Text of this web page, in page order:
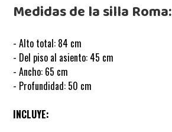
Medidas de la silla Roma:
- Alto total: 84 cm
- Del piso al asiento: 45 cm
- Ancho: 65 cm
- Profundidad: 50 cm
INCLUYE: